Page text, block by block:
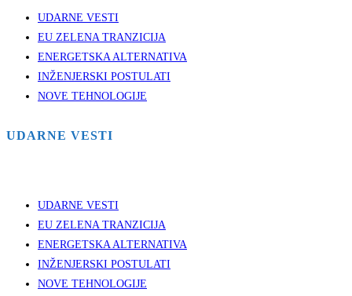
UDARNE VESTI
EU ZELENA TRANZICIJA
ENERGETSKA ALTERNATIVA
INŽENJERSKI POSTULATI
NOVE TEHNOLOGIJE
UDARNE VESTI
UDARNE VESTI
EU ZELENA TRANZICIJA
ENERGETSKA ALTERNATIVA
INŽENJERSKI POSTULATI
NOVE TEHNOLOGIJE